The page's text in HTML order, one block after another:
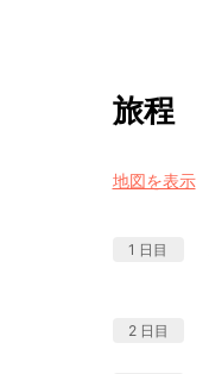
旅程
地図を表示
1 日目
2 日目